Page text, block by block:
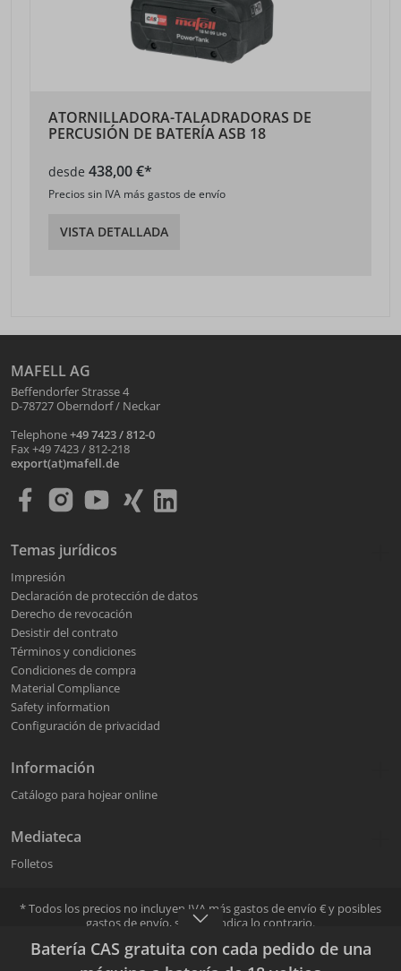
Batería CAS gratuita con cada pedido de una
ATORNILLADORA-TALADRADORAS DE
PERCUSIÓN DE BATERÍA ASB 18
desde 438,00 €*
Precios sin IVA más gastos de envío
VISTA DETALLADA
MAFELL AG
Beffendorfer Strasse 4
D-78727 Oberndorf / Neckar
Telephone+49 7423 / 812-0
Fax +49 7423 / 812-218
export(at)mafell.de
Temas jurídicos
Impresión
Declaración de protección de datos
Derecho de revocación
Desistir del contrato
Términos y condiciones
Condiciones de compra
Material Compliance
Safety information
Configuración de privacidad
Información
Catálogo para hojear online
Mediateca
Folletos
* Todos los precios no incluyen IVA másgastos de envío € y posibles
gastos de envío, si no se indica lo contrario.
Mafell. Durante el proceso de pedido se puede seleccionar el
distribuidor Mafell.